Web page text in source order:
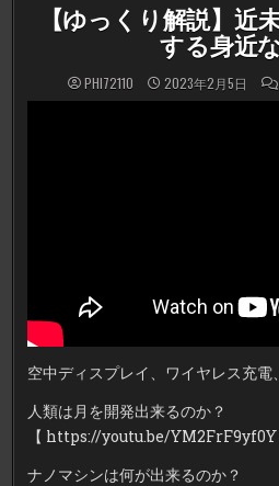
【ゆっくり解説】近
する身近
PHI72110 2023年2月5日
空中ディスプレイ、ワイヤレス充
人類は月を開発出来るのか？
【 https://youtu.be/YM2FrF9yf0Y
ナノマシンは何が出来るのか？